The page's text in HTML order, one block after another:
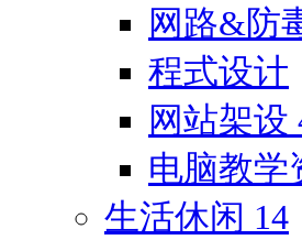
网路&防
程式设计
网站架设
电脑教学
生活休闲 14